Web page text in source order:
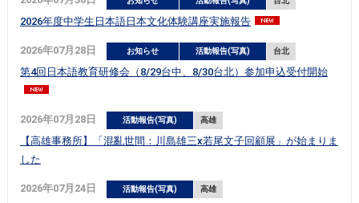
2026年度中学生日本語日本文化体験講座実施報告
2026年07月28日 お知らせ 活動報告(写真) 台北
第4回日本語教育研修会（8/29台中、8/30台北）参加申込受付開始
2026年07月28日 活動報告(写真) 高雄
【高雄事務所】「混亂世間：川島雄三x若尾文子回顧展」が始まりま
した
2026年07月24日 活動報告(写真) 高雄